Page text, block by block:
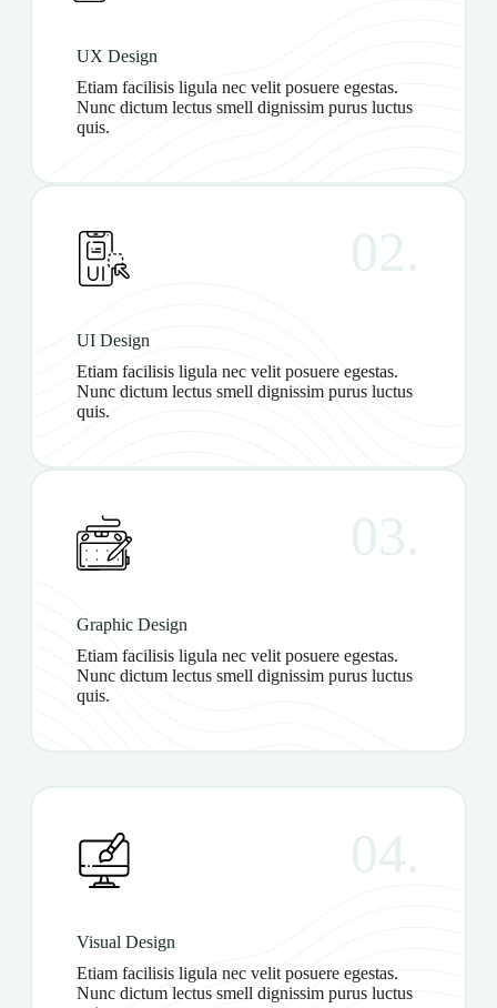
UX Design
Etiam facilisis ligula nec velit posuere egestas.
Nunc dictum lectus smell dignissim purus luctus
quis.
02.
UI Design
Etiam facilisis ligula nec velit posuere egestas.
Nunc dictum lectus smell dignissim purus luctus
quis.
03.
Graphic Design
Etiam facilisis ligula nec velit posuere egestas.
Nunc dictum lectus smell dignissim purus luctus
quis.
04.
Visual Design
Etiam facilisis ligula nec velit posuere egestas.
Nunc dictum lectus smell dignissim purus luctus